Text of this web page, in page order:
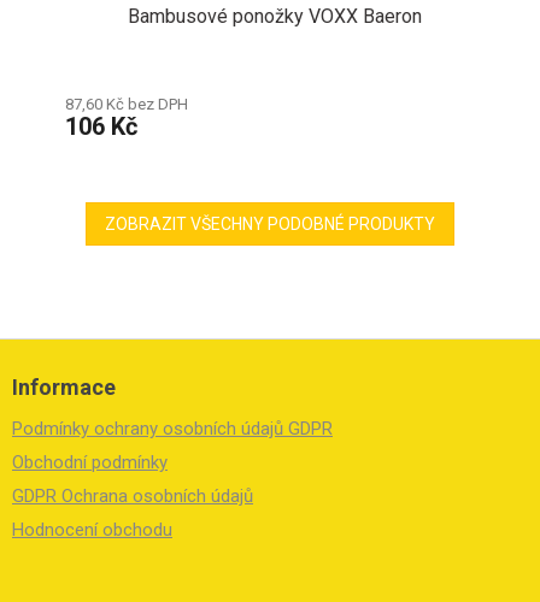
Bambusové ponožky VOXX Baeron
87,60 Kč bez DPH
106 Kč
ZOBRAZIT VŠECHNY PODOBNÉ PRODUKTY
Z
Informace
Podmínky ochrany osobních údajů GDPR
Obchodní podmínky
GDPR Ochrana osobních údajů
Hodnocení obchodu